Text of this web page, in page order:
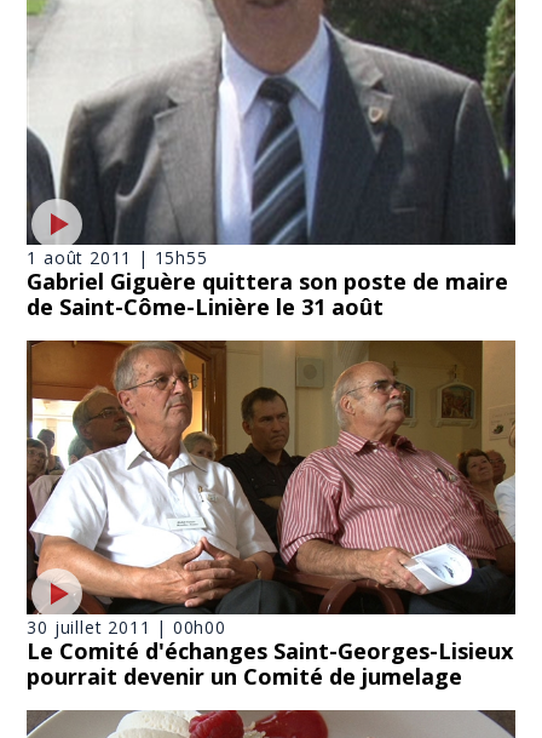
1 août 2011 | 15h55
Gabriel Giguère quittera son poste de maire
de Saint-Côme-Linière le 31 août
30 juillet 2011 | 00h00
Le Comité d'échanges Saint-Georges-Lisieux
pourrait devenir un Comité de jumelage